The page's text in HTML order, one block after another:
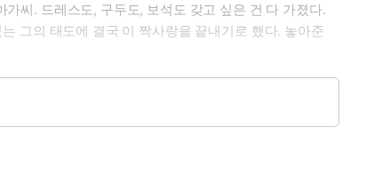
씨. 드레스도, 구두도, 보석도 갖고 싶은 건 다 가졌다.
그의 태도에 결국 이 짝사랑을 끝내기로 했다. 놓아준